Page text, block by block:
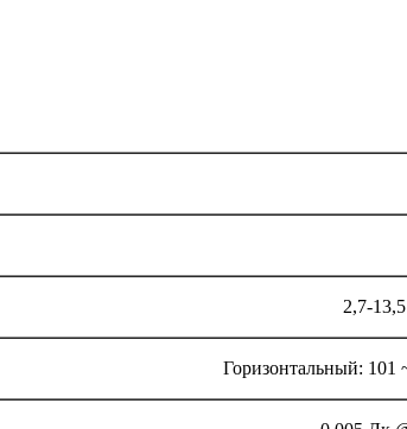
2,7-
Горизонтальный: 101